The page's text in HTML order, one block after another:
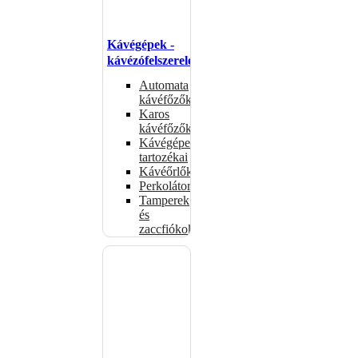
Kávégépek -
kávézófelszerelés
Automata
kávéfőzők
Karos
kávéfőzők
Kávégépek
tartozékai
Kávéőrlők
Perkolátorok
Tamperek
és
zaccfiókok